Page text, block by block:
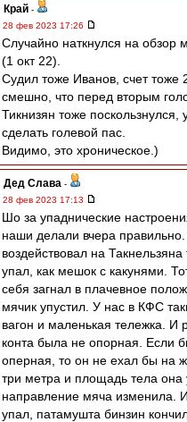
Край -
28 фев 2023 17:26
Случайно наткнулся на обзор
(1 окт 22).
Судил тоже Иванов, счет тоже
смешно, что перед вторым
Тикнизян тоже поскользнулся,
сделать голевой пас.
Видимо, это хроническое.)
Дед Слава -
28 фев 2023 17:13
Шо за упаднические
наши делали вчера
воздействовал на Такнельзяна
упал, как мешок с какунями.
себя загнал в плачевное
мячик упустил. У нас в КФС
вагон и маленькая тележка. И
конта была не опорная. Если
оперная, то он не ехал бы на
три метра и площадь тела она
направление мяча изменила.
упал, патамушта бинзин